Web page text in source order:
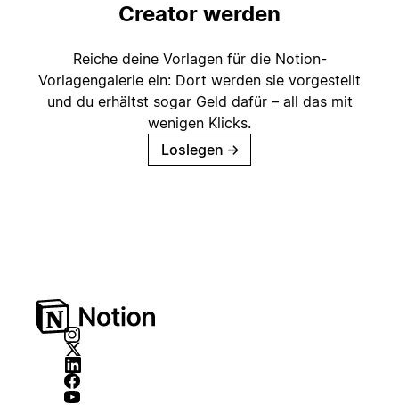
Creator werden
Reiche deine Vorlagen für die Notion-
Vorlagengalerie ein: Dort werden sie vorgestellt
und du erhältst sogar Geld dafür – all das mit
wenigen Klicks.
Loslegen →